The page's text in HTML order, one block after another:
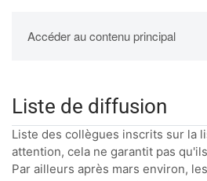
Accéder au contenu principal
UPBM
Liste de diffusion
Liste des collègues inscrits sur la
attention, cela ne garantit pas
Par ailleurs après mars environ,